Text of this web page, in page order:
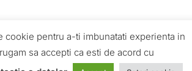
cookie pentru a-ti imbunatati experienta in
sa accepti ca esti de acord cu